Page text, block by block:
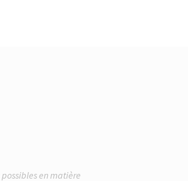
en matière